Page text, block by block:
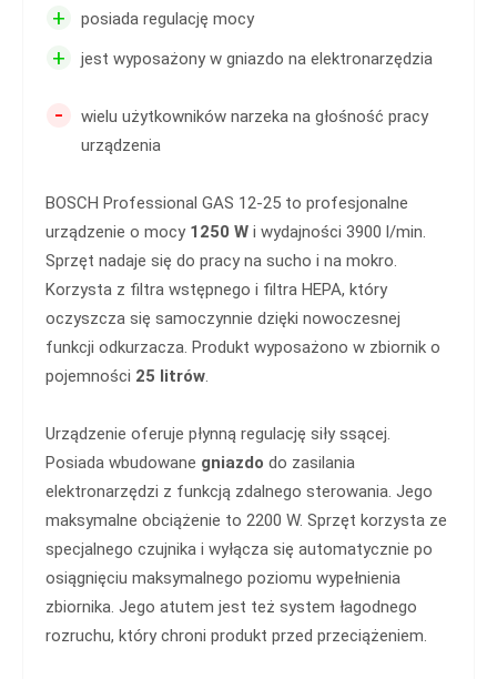
+ posiada regulację mocy
+ jest wyposażony w gniazdo na elektronarzędzia
-
wielu użytkowników narzeka na głośność pracy
urządzenia
BOSCH Professional GAS 12-25 to profesjonalne
urządzenie o mocy 1250 W i wydajności 3900 l/min.
Sprzęt nadaje się do pracy na sucho i na mokro.
Korzysta z filtra wstępnego i filtra HEPA, który
oczyszcza się samoczynnie dzięki nowoczesnej
funkcji odkurzacza. Produkt wyposażono w zbiornik o
pojemności 25 litrów.
Urządzenie oferuje płynną regulację siły ssącej.
Posiada wbudowane gniazdo do zasilania
elektronarzędzi z funkcją zdalnego sterowania. Jego
maksymalne obciążenie to 2200 W. Sprzęt korzysta ze
specjalnego czujnika i wyłącza się automatycznie po
osiągnięciu maksymalnego poziomu wypełnienia
zbiornika. Jego atutem jest też system łagodnego
rozruchu, który chroni produkt przed przeciążeniem.